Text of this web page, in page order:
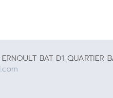
ERNOULT BAT D1 QUARTIER